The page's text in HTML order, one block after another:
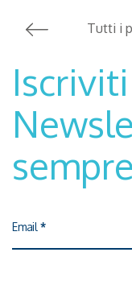
Tutti i
Email*